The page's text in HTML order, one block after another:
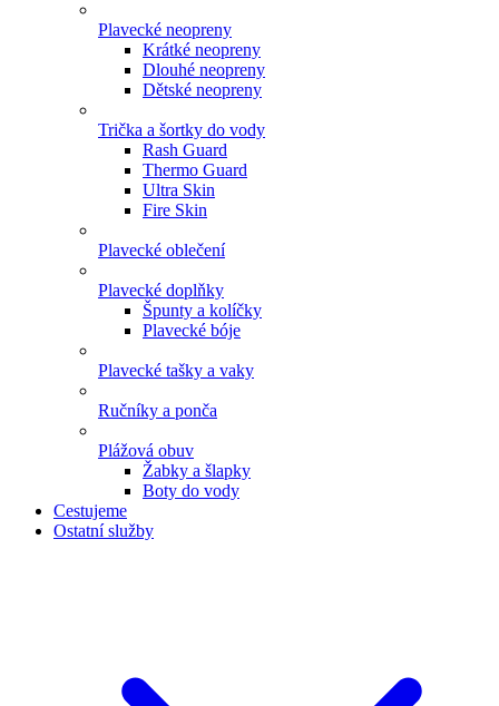
Plavecké neopreny
Krátké neopreny
Dlouhé neopreny
Dětské neopreny
Trička a šortky do vody
Rash Guard
Thermo Guard
Ultra Skin
Fire Skin
Plavecké oblečení
Plavecké doplňky
Špunty a kolíčky
Plavecké bóje
Plavecké tašky a vaky
Ručníky a ponča
Plážová obuv
Žabky a šlapky
Boty do vody
Cestujeme
Ostatní služby